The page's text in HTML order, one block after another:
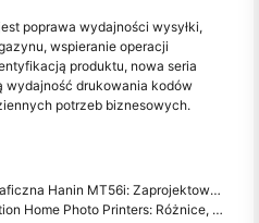
poprawa wydajności wysyłki,
wspieranie operacji
produktu, nowa seria
wydajność drukowania kodów
potrzeb biznesowych.
do natychmiastowego druku w świecie mobilnym
Photo Printers: Różnice, koszty i zalecenia